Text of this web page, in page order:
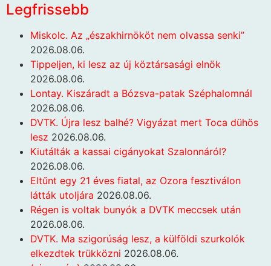
Legfrissebb
Miskolc. Az „északhirnököt nem olvassa senki”
2026.08.06.
Tippeljen, ki lesz az új köztársasági elnök
2026.08.06.
Lontay. Kiszáradt a Bózsva-patak Széphalomnál
2026.08.06.
DVTK. Újra lesz balhé? Vigyázat mert Toca dühös
lesz 2026.08.06.
Kiutálták a kassai cigányokat Szalonnáról?
2026.08.06.
Eltűnt egy 21 éves fiatal, az Ozora fesztiválon
látták utoljára 2026.08.06.
Régen is voltak bunyók a DVTK meccsek után
2026.08.06.
DVTK. Ma szigorúság lesz, a külföldi szurkolók
elkezdtek trükközni 2026.08.06.